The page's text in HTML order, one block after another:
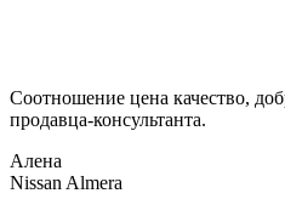
Соотношение цена качество,
продавца-консультанта.
Алена
Nissan Almera